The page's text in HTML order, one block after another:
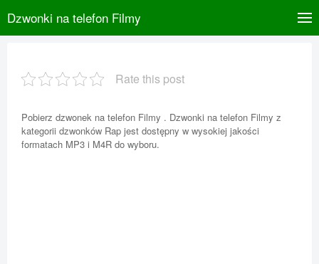
Dzwonki na telefon Filmy
Rate this post
Pobierz dzwonek na telefon Filmy . Dzwonki na telefon Filmy z
kategorii dzwonków Rap jest dostępny w wysokiej jakości
formatach MP3 i M4R do wyboru.